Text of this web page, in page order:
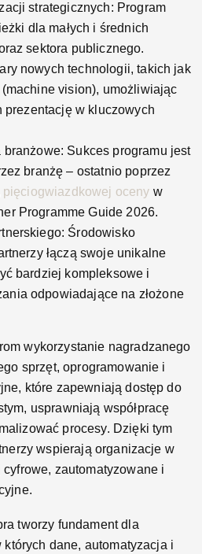
strategicznych: Program
dla małych i średnich
sektora publicznego.
nowych technologii, takich jak
vision), umożliwiając
prezentację w kluczowych
Sukces programu jest
branżę – ostatnio poprzez
pięciogwiazdkowej oceny w
Programme Guide 2026.
Środowisko
łączą swoje unikalne
bardziej kompleksowe i
odpowiadające na złożone
wykorzystanie nagradzanego
sprzęt, oprogramowanie i
które zapewniają dostęp do
usprawniają współpracę
procesy. Dzięki tym
wspierają organizacje w
zautomatyzowane i
tworzy fundament dla
dane, automatyzacja i